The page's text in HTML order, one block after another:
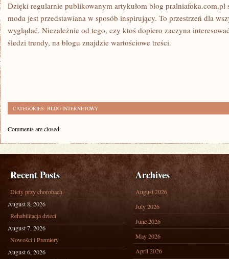
Dzięki regularnie publikowanym artykułom blog pralniafoka.com.pl
moda jest przedstawiana w sposób inspirujący. To przestrzeń dla
wyglądać. Niezależnie od tego, czy ktoś dopiero zaczyna
śledzi trendy, na blogu znajdzie wartościowe treści.
CATEGORIES: BLOG INTERNETOWY
Comments are closed.
Recent Posts
Diety przy chorobach
August 8, 2026
Rehabilitacja dzieci
August 7, 2026
Nowości i Premiery
August 6, 2026
Archives
August 2026
July 2026
June 2026
May 2026
April 2026